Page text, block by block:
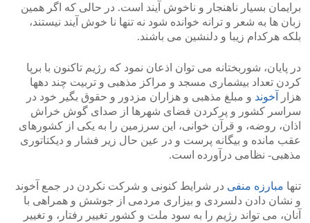
برایمان بسیار ناهنجار و ناخوش آیند است. در حالی که اگر همین
زبان ها به شعر و ترانه خوانده شود نه تنها نا خوش آیند نیستند،
بلکه هرکدام زیبا و دلنشین می باشند.
در پایان، شوربختانه می توان اذعان نمود که رژیم تاکنون با برپا
کردن تعداد بیشماری مسجد و مراکز مذهبی و تربیت چند دهها
هزار
آخوند و مبلغ مذهبی و هزاران مزدور و حقوق بگیر خود در
سراسر کشور و پرکردن فضای شهرها از صدای گوش خراش
اذان، روضه، و قرآن خوانی، این سرزمین را به یکی از کشورهای
عقب مانده و بیگانه پرست و در عین حال زیر فشار و دیکتاتوری
مذهبی- نظامی درآورده است.
تنها مبارزه منفی در شرایط کنونی و شرکت نکردن در جمع آخوند
و نشان دادن دلسردی و بیزاری مردمی از جوشش و همراهی با
آنان، می تواند رژیم را به سود ملت و کشور تغییر رفتار، و تغییر